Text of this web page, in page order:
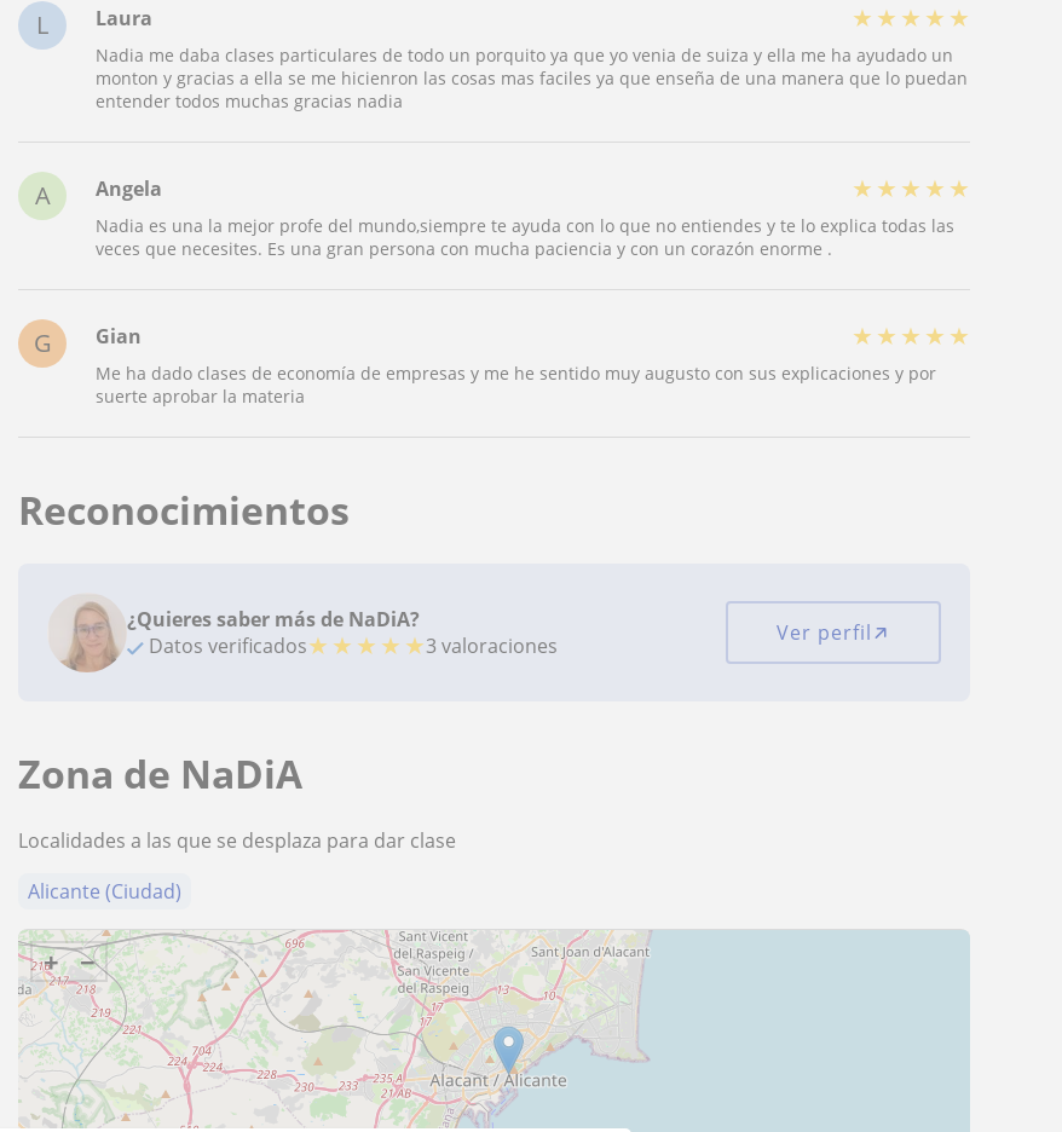
L Laura ★ ★ ★ ★ ★
Nadia me daba clases particulares de todo un porquito ya que yo venia de suiza y ella me ha ayudado un
monton y gracias a ella se me hicienron las cosas mas faciles ya que enseña de una manera que lo puedan
entender todos muchas gracias nadia
A Angela ★ ★ ★ ★ ★
Nadia es una la mejor profe del mundo,siempre te ayuda con lo que no entiendes y te lo explica todas las
veces que necesites. Es una gran persona con mucha paciencia y con un corazón enorme .
G Gian ★ ★ ★ ★ ★
Me ha dado clases de economía de empresas y me he sentido muy augusto con sus explicaciones y por
suerte aprobar la materia
Reconocimientos
¿Quieres saber más de NaDiA?
Datos verificados★ ★ ★ ★ ★3 valoraciones Ver perfil
Zona de NaDiA
Localidades a las que se desplaza para dar clase
Alicante (Ciudad)
+ −